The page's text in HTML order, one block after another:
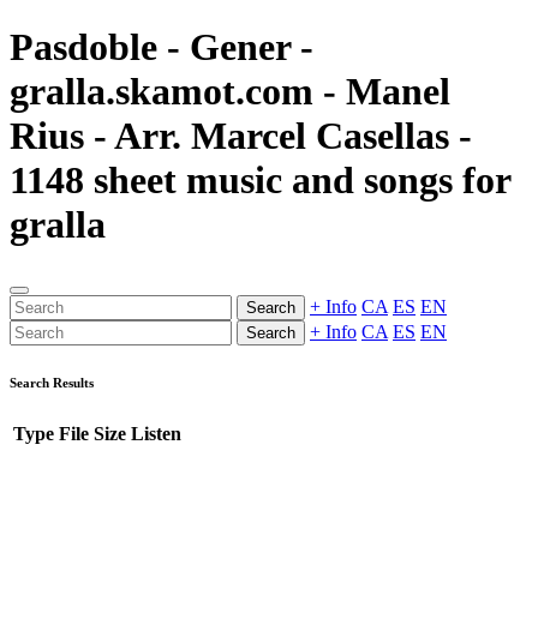
Pasdoble - Gener -
gralla.skamot.com - Manel
Rius - Arr. Marcel Casellas -
1148 sheet music and songs for
gralla
Search + Info CA ES EN
Search + Info CA ES EN
Search Results
Type File Size Listen